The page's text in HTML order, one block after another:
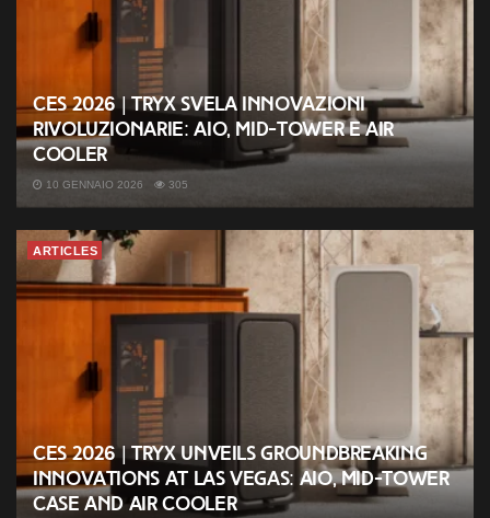
CES 2026 | TRYX svela innovazioni
rivoluzionarie: AIO, mid-tower e air
cooler
10 GENNAIO 2026 305
ARTICLES
CES 2026 | TRYX unveils groundbreaking
innovations at Las Vegas: AIO, mid-tower
case and air cooler